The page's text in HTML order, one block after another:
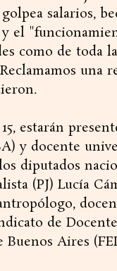
salarios,
el
como de toda
una
estarán
y docente
diputados
(PJ) Lucía
de
Aires